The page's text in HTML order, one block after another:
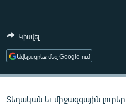
ՄԵԿՆԱԲԱՆՈՒԹՅՈՒՆ
ԿՈՐՈՆԱՎԻՐՈՒՍ
Կիսվել
Ավելացրեք մեզ Google-ում
Տեղական եւ միջազգային